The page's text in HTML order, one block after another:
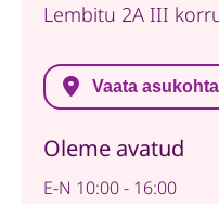
Lembitu 2A III
Vaata
Oleme avatud
E-N 10:00 - 16:00